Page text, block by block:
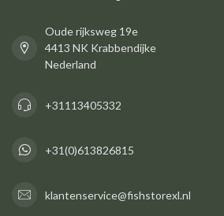
Oude rijksweg 19e
4413 NK Krabbendijke
Nederland
+31113405332
+31(0)613826815
klantenservice@fishstorexl.nl